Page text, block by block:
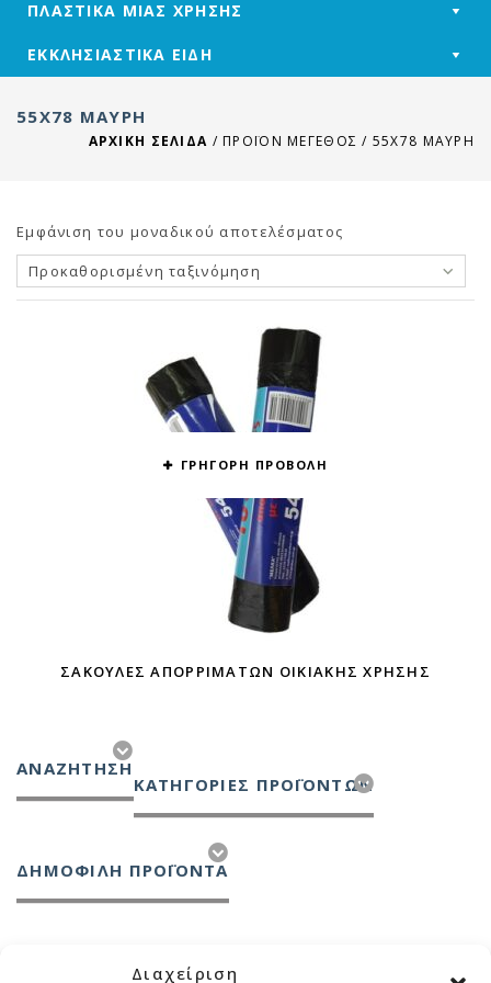
Διαχείριση
ΠΛΑΣΤΙΚΑ ΜΙΑΣ ΧΡΗΣΗΣ
ΕΚΚΛΗΣΙΑΣΤΙΚΑ ΕΙΔΗ
55X78 ΜΑΎΡΗ
ΑΡΧΙΚΉ ΣΕΛΊΔΑ / ΠΡΟΪΌΝ ΜΕΓΕΘΟΣ / 55X78 ΜΑΎΡΗ
Εμφάνιση του μοναδικού αποτελέσματος
Προκαθορισμένη ταξινόμηση
ΓΡΗΓΟΡΗ ΠΡΟΒΟΛΗ
ΣΑΚΟΎΛΕΣ ΑΠΟΡΡΙΜΆΤΩΝ ΟΙΚΙΑΚΉΣ ΧΡΉΣΗΣ
ΑΝΑΖΉΤΗΣΗ
ΚΑΤΗΓΟΡΊΕΣ ΠΡΟΪΌΝΤΩΝ
ΔΗΜΟΦΙΛΗ ΠΡΟΪΟΝΤΑ